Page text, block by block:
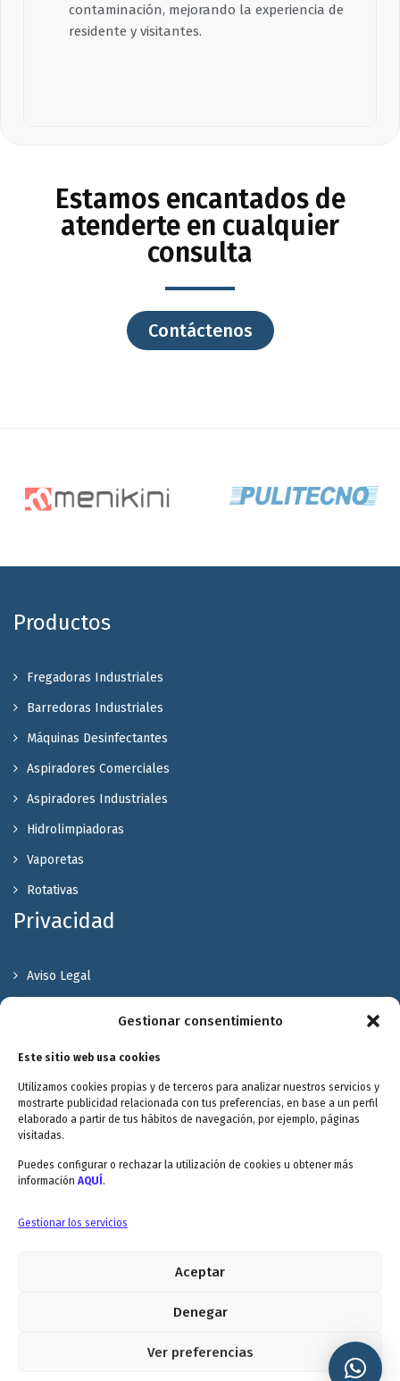
Gestionar consentimiento
Este sitio web usa cookies
Utilizamos cookies propias y de terceros para analizar nuestros servicios y
mostrarte publicidad relacionada con tus preferencias, en base a un perfil
elaborado a partir de tus hábitos de navegación, por ejemplo, páginas
visitadas.
Puedes configurar o rechazar la utilización de cookies u obtener más
información AQUÍ .
Gestionar los servicios
Aceptar
Denegar
Ver preferencias
contaminación, mejorando la experiencia de
residente y visitantes.
Estamos encantados de
atenderte en cualquier
consulta
Contáctenos
Productos
Fregadoras Industriales
Barredoras Industriales
Máquinas Desinfectantes
Aspiradores Comerciales
Aspiradores Industriales
Hidrolimpiadoras
Vaporetas
Rotativas
Privacidad
Aviso Legal
Valóranos
Envitec Murcia: Maquinaria de limpieza industrial
Envitec Valencia: Maquinaria de limpieza industrial